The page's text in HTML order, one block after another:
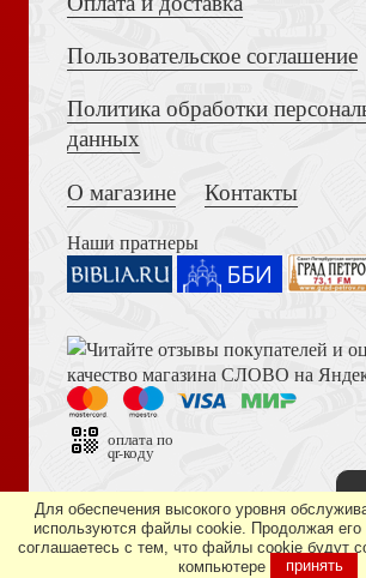
Данте Алигьери: pro et contra,
Лукьянов О.М. Миф о планетарном
Толкование на Апокалипсис (Тихоний
е изд., перераб., и доп., синий
Книга пророка Амоса. Введение и
Пользовательское соглашение
Политика обработки
данных
О магазине
Контакты
Наши пратнеры
оплата по
qr-коду
Дизайн сайта —студия
Для обеспечения высокого уровня
используются файлы cookie. Продолжая его
соглашаетесь с тем, что файлы cookie будут
компьютере
принять